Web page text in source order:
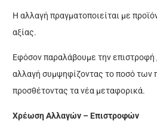
Η αλλαγή πραγματοποιείται με
αξίας.
Εφόσον παραλάβουμε την
αλλαγή συμψηφίζοντας το ποσό των
προσθέτοντας τα νέα μεταφορικά.
Χρέωση Αλλαγών – Επιστροφών